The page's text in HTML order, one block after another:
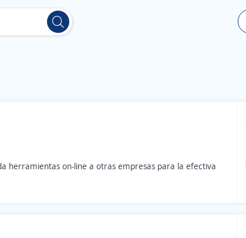
herramientas on-line a otras empresas para la efectiva